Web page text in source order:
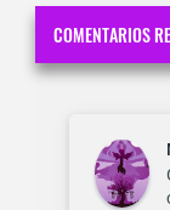
COMENTARIOS